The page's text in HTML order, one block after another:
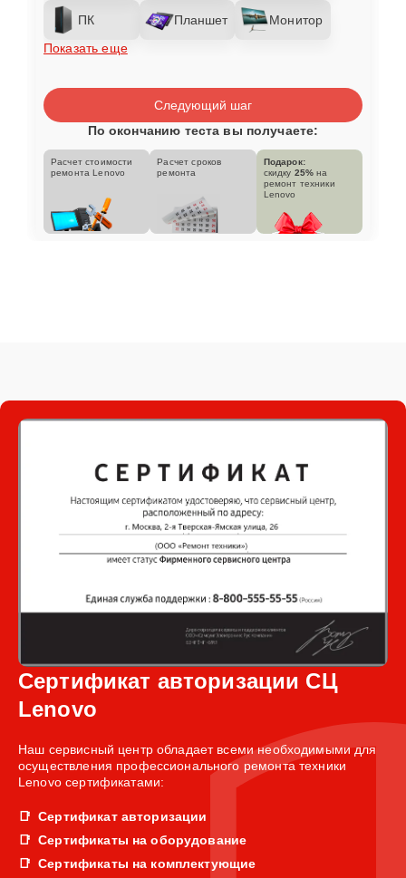
ПК Планшет
Монитор
Показать еще
Следующий шаг
По окончанию теста вы получаете:
Расчет стоимости
ремонта Lenovo
Расчет сроков
ремонта
Подарок:
скидку 25% на
ремонт техники
Lenovo
Сертификат авторизации СЦ
Lenovo
Наш сервисный центр обладает всеми необходимыми для
осуществления профессионального ремонта техники
Lenovo сертификатами:
Сертификат авторизации
Сертификаты на оборудование
Сертификаты на комплектующие